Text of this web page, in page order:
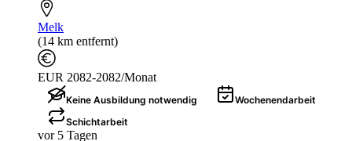
Melk
(14 km entfernt)
EUR 2082-2082/Monat
Keine Ausbildung notwendig
Wochenendarbeit
Schichtarbeit
vor 5 Tagen